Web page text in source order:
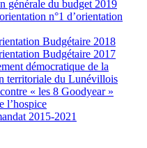
générale du budget 2019
n°1 d’orientation
Budgétaire 2018
Budgétaire 2017
démocratique de la
territoriale du Lunévillois
« les 8 Goodyear »
l’hospice
2015-2021